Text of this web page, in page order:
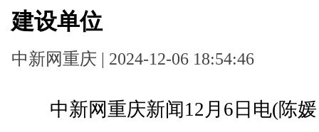
建设单位
中新网重庆 | 2024-12-06 18:54:46
中新网重庆新闻12月6日电(陈媛